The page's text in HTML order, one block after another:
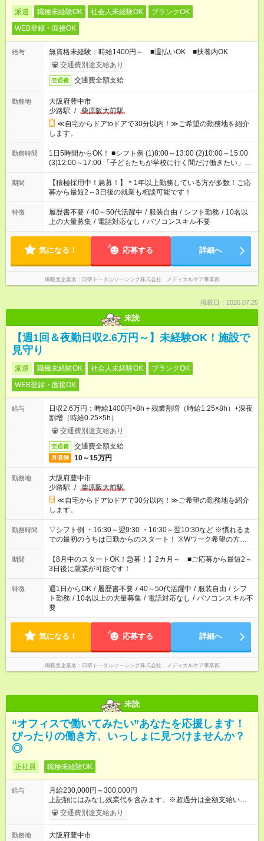
派遣 職種未経験OK 社会人未経験OK
ブランクOK
WEB登録・面接OK
給与
無資格未経験：時給1400円～ ■週払いOK ■扶養内OK
交通費別途支給あり
交通費 交通費全額支給
勤務地
大阪府豊中市
少路駅 / 柴原阪大前駅
≪自宅からドアtoドアで30分以内！≫ご希望の勤務地を紹介
します。
勤務時間
1日5時間からOK！ ■シフト例 (1)8:00～13:00 (2)10:00～15:00
(3)12:00～17:00 「子どもたちが学校に行く間だけ働きたい」
「余裕を持って夕飯の準備がしたい」 「午前中は働いて、午後
はプライベートの時間にしたい」 など、ご希望を教えてくださ
いね。 ※Wワーク希望の方へ 今ご覧のお仕事で希望する勤務時
間と、もう1つのお仕事の勤務時間。 合計で週40時間を超える
場合は応募できません。
期間
【積極採用中！急募！】＊1年以上勤務している方が多数！ご応
募から最短2～3日後の就業も相談可能です！
特徴 履歴書不要 / 40～50代活躍中 / 服装自由 / シフト勤務 / 10名以
上の大量募集 / 電話対応なし / パソコンスキル不要
気になる！ 応募する 詳細へ
掲載元企業名 日研トータルソーシング株式会社 メディカルケア事業部
掲載日：2026.07.25
未読
【週1回＆夜勤日収2.6万円～】未経験OK！施設で
見守り
派遣 職種未経験OK 社会人未経験OK
ブランクOK
WEB登録・面接OK
給与
日収2.6万円：時給1400円×8h＋残業割増（時給1.25×8h）+深夜
割増（時給0.25×5h）
交通費別途支給あり
交通費 交通費全額支給
月収例 10～15万円
勤務地
大阪府豊中市
少路駅 / 柴原阪大前駅
≪自宅からドアtoドアで30分以内！≫ご希望の勤務地を紹介
します。
勤務時間
▽シフト例 ・16:30～翌9:30 ・16:30～翌10:30など ※慣れるま
での最初のうちは日勤からのスタート！ ※Wワーク希望の方へ
今ご覧のお仕事で希望する勤務時間と、もう1つのお仕事の勤務
時間。 合計で週40時間を超える場合は応募できません。
期間
【8月中のスタートOK！急募！】2カ月～ ■ご応募から最短2～
3日後に就業が可能です！
特徴 週1日からOK / 履歴書不要 / 40～50代活躍中 / 服装自由 / シフ
ト勤務 / 10名以上の大量募集 / 電話対応なし / パソコンスキル不
要
気になる！ 応募する 詳細へ
掲載元企業名 日研トータルソーシング株式会社 メディカルケア事業部
未読
“オフィスで働いてみたい”あなたを応援します！
ぴったりの働き方、いっしょに見つけませんか？
◎
正社員 職種未経験OK
給与
月給230,000円～300,000円
上記額にはみなし残業代を含みます。※超過分は全額支給いたし
ます。 みなし残業代 16,600円／月 みなし残業時間 10時間／月
※経験・能力を考慮の上、当社規定により優遇いたします。 ※月
当 】 ■交通費支給（規定有） ■残業手当（全額） ■役職手当
交通費別途支給あり
勤務地
大阪府豊中市